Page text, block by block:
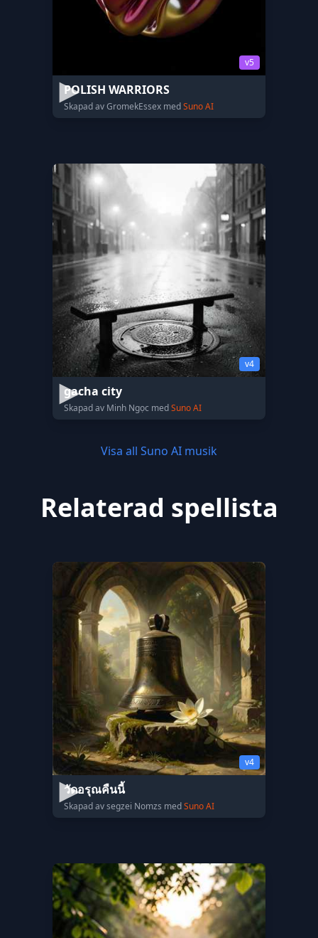
v5
POLISH WARRIORS
Skapad av GromekEssex medSuno AI
v4
gacha city
Skapad av Minh Ngọc medSuno AI
Visa all Suno AI musik
Relaterad spellista
v4
วัดอรุณคืนนี้
Skapad av segzei Nomzs medSuno AI